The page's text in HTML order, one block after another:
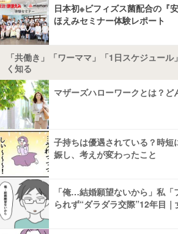
日本初※ビフィズス菌配合の『
ほえみセミナー体験レポート
「共働き」「ワーママ」「1日スケジュー
く知る
マザーズハローワークとは？ど
子持ちは優遇されている？時短
娠し、考えが変わったこと
「俺…結婚願望ないから」私
られず“ダラダラ交際”12年目